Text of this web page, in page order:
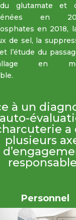
glutamate et
en
en 2018,
de sel, la
l’étude du
en
à un
a
plusieurs
Personnel